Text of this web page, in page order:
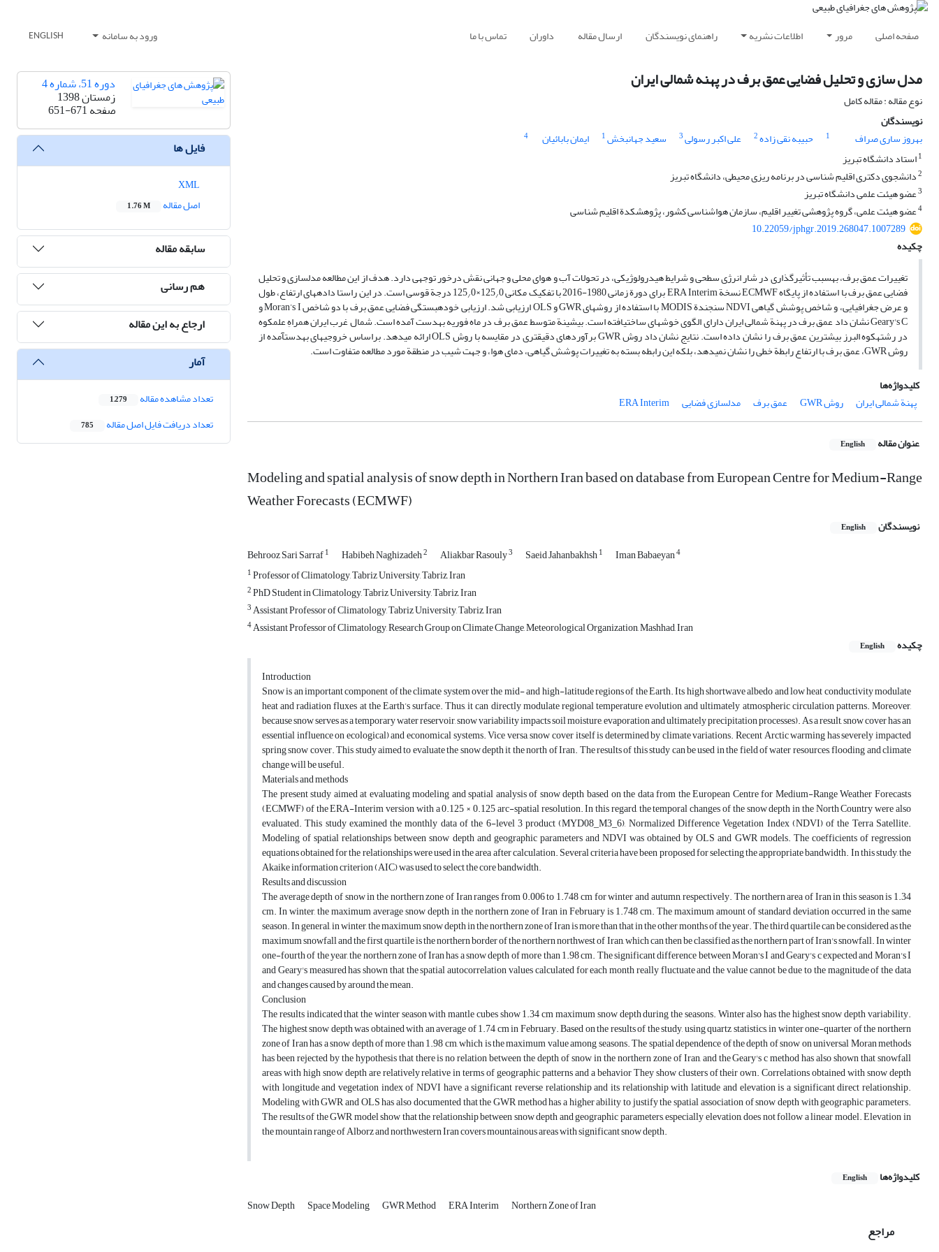
صفحه اصلی مرور اطلاعات نشریه راهنمای نویسندگان ارسال مقاله داوران تماس با ما ورود به سامانه ENGLISH
مدل‏ سازی و تحلیل فضایی عمق برف در پهنه شمالی ایران
نوع مقاله : مقاله کامل
نویسندگان
بهروز ساری صراف
1 حبیبه نقی زاده2 علی اکبر رسولی3 سعید جهانبخش1 ایمان بابائیان
4
1استاد دانشگاه تبریز
2دانشجوی دکتری اقلیم‏ شناسی در برنامه ‏ریزی محیطی، دانشگاه تبریز
3عضو هیئت ‏علمی دانشگاه تبریز
4عضو هیئت‏ علمی، گروه پژوهشی تغییر اقلیم، سازمان هواشناسی کشور، پژوهشکدة اقلیم ‏شناسی
10.22059/jphgr.2019.268047.1007289
چکیده
تغییرات عمق برف، به‏‏سبب تأثیرگذاری در شار انرژی سطحی و شرایط هیدرولوژیکی، در تحولات آب و هوای محلی و جهانی نقش درخور ‏توجهی دارد. هدف از این مطالعه مدل‏سازی و تحلیل
فضایی عمق برف با استفاده از پایگاه ECMWF نسخة ERA Interim برای دورة زمانی 1980-2016 با تفکیک مکانی 125 /0×125
/ 0 درجة قوسی است. در این راستا داده‏های ارتفاع، طول
و عرض جغرافیایی، و شاخص پوشش گیاهی NDVI سنجندة MODIS با استفاده از روش‏های GWR و OLS ارزیابی شد. ارزیابی خودهبستگی فضایی عمق برف با دو شاخص Moran’s I و
Geary's C نشان داد عمق برف در پهنة شمالی ایران دارای الگوی خوشه‏ای ساخت‏یافته است. بیشینة متوسط عمق برف در ماه فوریه به‏دست آمده است. شمال غرب ایران همراهِ علم‏کوه
در رشته‏کوه البرز بیشترین ‏عمق برف را نشان داده‏ است. نتایج نشان داد روش GWR برآوردهای دقیق‏تری در مقایسه با روش OLS ارائه می‏دهد. براساس خروجی‏های به‏د‏ست‏آمده از
روش GWR، عمق برف با ارتفاع رابطة خطی را نشان نمی‏دهد، بلکه این رابطه بسته به تغییرات پوشش گیاهی، دمای هوا، و جهت شیب در منطقة مورد مطالعه متفاوت است.
کلیدواژه‌ها
پهنة شمالی ایران
روش GWR عمق برف مدل‏سازی فضایی ERA Interim
عنوان مقاله English
Modeling and spatial analysis of snow depth in Northern Iran based on database from European Centre for Medium-Range
Weather Forecasts (ECMWF)
نویسندگان English
Behrooz Sari Sarraf1 Habibeh Naghizadeh2 Aliakbar Rasouly3 Saeid Jahanbakhsh1 Iman Babaeyan4
1Professor of Climatology, Tabriz University, Tabriz, Iran
2PhD Student in Climatology, Tabriz University, Tabriz, Iran
3Assistant Professor of Climatology, Tabriz University, Tabriz, Iran
4Assistant Professor of Climatology, Research Group on Climate Change, Meteorological Organization, Mashhad, Iran
چکیده
English
Introduction
Snow is an important component of the climate system over the mid- and high-latitude regions of the Earth. Its high shortwave albedo and low heat conductivity modulate
heat and radiation fluxes at the Earth’s surface. Thus, it can directly modulate regional temperature evolution and ultimately atmospheric circulation patterns. Moreover,
because snow serves as a temporary water reservoir, snow variability impacts soil moisture, evaporation and ultimately precipitation processes). As a result, snow cover has an
essential influence on ecological) and economical systems. Vice versa, snow cover itself is determined by climate variations. Recent Arctic warming has severely impacted
spring snow cover. This study aimed to evaluate the snow depth it the north of Iran. The results of this study can be used in the field of water resources, flooding and climate
change will be useful.
Materials and methods
The present study aimed at evaluating modeling and spatial analysis of snow depth based on the data from the European Centre for Medium-Range Weather Forecasts
(ECMWF) of the ERA-Interim version with a 0.125 × 0.125 arc-spatial resolution. In this regard, the temporal changes of the snow depth in the North Country were also
evaluated. This study examined the monthly data of the 6-level 3 product (MYD08_M3_6), Normalized Difference Vegetation Index (NDVI) of the Terra Satellite.
Modeling of spatial relationships between snow depth and geographic parameters and NDVI was obtained by OLS and GWR models. The coefficients of regression
equations obtained for the relationships were used in the area after calculation. Several criteria have been proposed for selecting the appropriate bandwidth. In this study, the
Akaike information criterion (AIC) was used to select the core bandwidth.
Results and discussion
The average depth of snow in the northern zone of Iran ranges from 0.006 to 1.748 cm for winter and autumn, respectively. The northern area of Iran in this season is 1.34
cm. In winter, the maximum average snow depth in the northern zone of Iran in February is 1.748 cm. The maximum amount of standard deviation occurred in the same
season. In general, in winter, the maximum snow depth in the northern zone of Iran is more than that in the other months of the year. The third quartile can be considered as the
maximum snowfall and the first quartile is the northern border of the northern northwest of Iran, which can then be classified as the northern part of Iran's snowfall. In winter
one-fourth of the year, the northern zone of Iran has a snow depth of more than 1.98 cm. The significant difference between Moran's I and Geary's c expected and Moran's I
and Geary's measured has shown that the spatial autocorrelation values calculated for each month really fluctuate and the value cannot be due to the magnitude of the data
and changes caused by around the mean.
Conclusion
The results indicated that the winter season with mantle cubes show 1.34 cm maximum snow depth during the seasons. Winter also has the highest snow depth variability.
The highest snow depth was obtained with an average of 1.74 cm in February. Based on the results of the study, using quartz statistics, in winter one-quarter of the northern
zone of Iran has a snow depth of more than 1.98 cm, which is the maximum value among seasons. The spatial dependence of the depth of snow on universal Moran methods
has been rejected by the hypothesis that there is no relation between the depth of snow in the northern zone of Iran, and the Geary's c method has also shown that snowfall
areas with high snow depth are relatively relative in terms of geographic patterns and a behavior They show clusters of their own. Correlations obtained with snow depth
with longitude and vegetation index of NDVI have a significant reverse relationship and its relationship with latitude and elevation is a significant direct relationship.
Modeling with GWR and OLS has also documented that the GWR method has a higher ability to justify the spatial association of snow depth with geographic parameters.
The results of the GWR model show that the relationship between snow depth and geographic parameters, especially elevation, does not follow a linear model. Elevation in
the mountain range of Alborz and northwestern Iran covers mountainous areas with significant snow depth.
کلیدواژه‌ها English
Snow Depth Space Modeling GWR Method ERA Interim Northern Zone of Iran
مراجع
دوره 51، شماره 4
زمستان 1398
صفحه651-671
فایل ها
اصل مقاله
1.76 M
سابقه مقاله
هم رسانی
ارجاع به این مقاله
آمار
تعداد مشاهده مقاله 1,279
تعداد دریافت فایل اصل مقاله 785